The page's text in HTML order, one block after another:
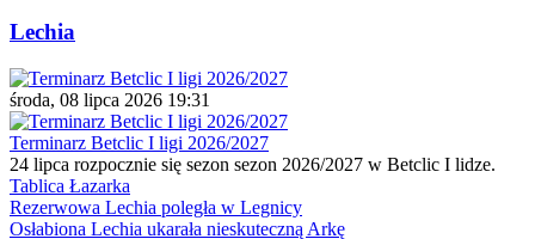
Lechia
środa, 08 lipca 2026 19:31
Terminarz Betclic I ligi 2026/2027
24 lipca rozpocznie się sezon sezon 2026/2027 w Betclic I lidze.
Tablica Łazarka
Rezerwowa Lechia poległa w Legnicy
Osłabiona Lechia ukarała nieskuteczną Arkę